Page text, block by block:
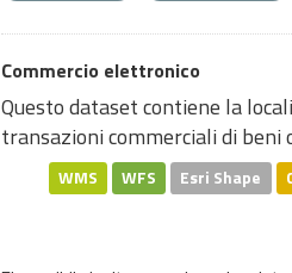
Commercio elettronico
Questo dataset contiene la
transazioni commerciali di beni
WMS WFS Esri Shape